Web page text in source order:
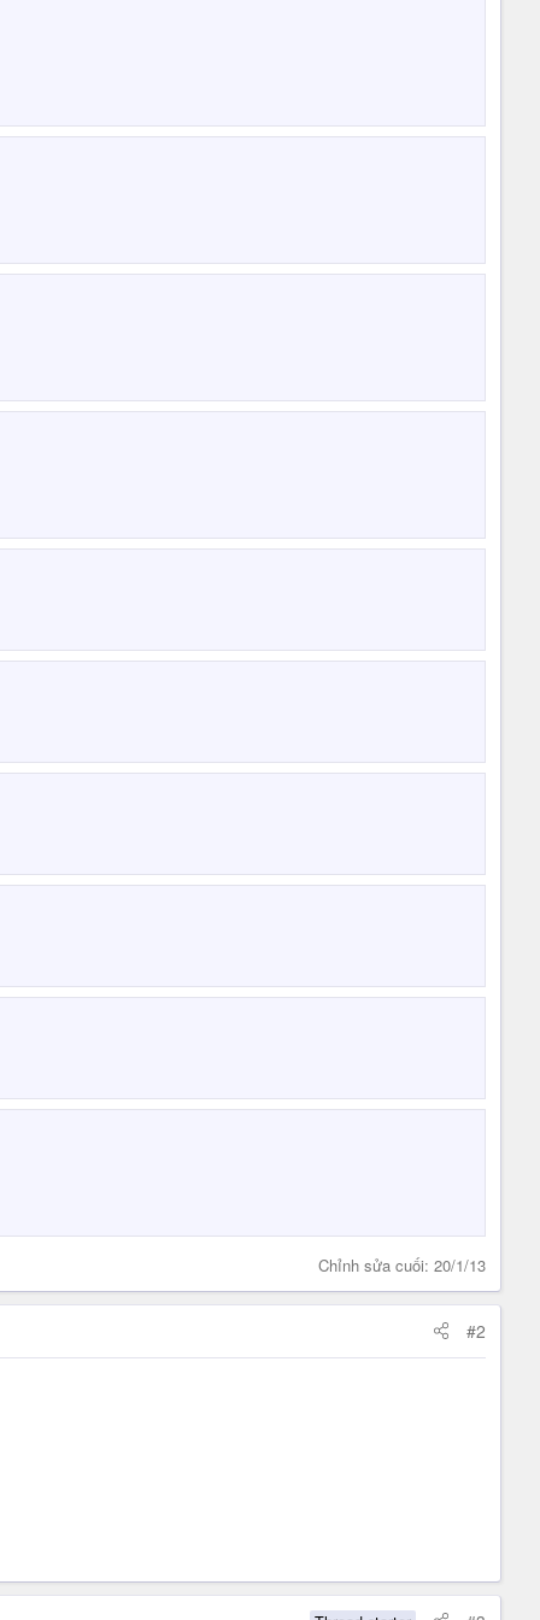
Chỉnh sửa cuối: 20/1/13
#2